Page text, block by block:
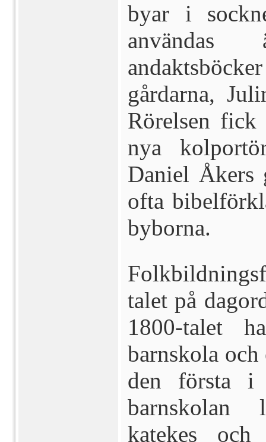
byar i
användas
gårdarna,
Rörelsen fick
nya
Daniel Åkers
ofta
byborna.
talet på
1800-talet
barnskola och
den första
barnskolan
katekes och